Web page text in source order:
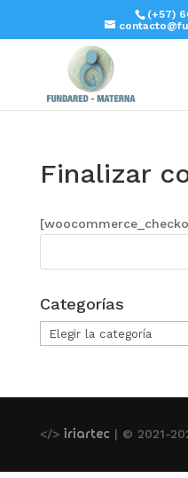
(+57)
Finalizar
Categorías
Categorías
</> iriartec | © 2021-